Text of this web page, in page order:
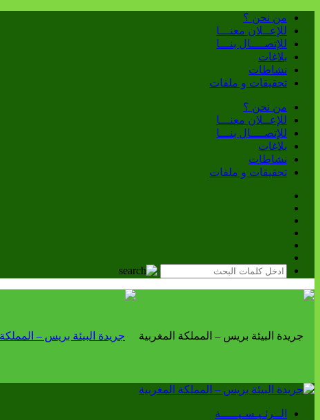
من نحن ؟
للإعــلان معنـــا
للإتصــــال بنـــا
بلاغات
نشاطات
تحقيقات و ملفات
من نحن ؟
للإعــلان معنـــا
للإتصــــال بنـــا
بلاغات
نشاطات
تحقيقات و ملفات
الــرئـيـسـيـــــة